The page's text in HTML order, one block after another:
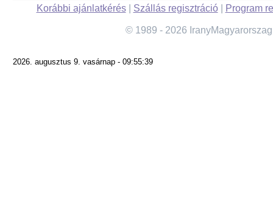
Korábbi ajánlatkérés| Szállás regisztráció| Program
© 1989 - 2026
2026. augusztus 9. vasárnap - 09:55:39